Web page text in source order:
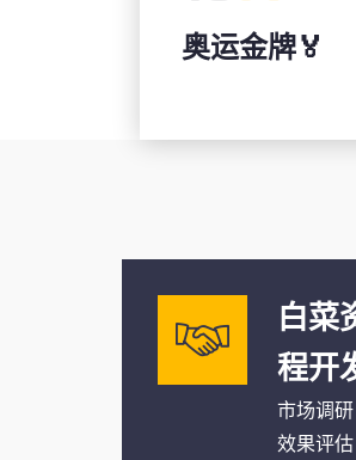
奥运金牌🏅
白菜
程开
市场调
效果评估